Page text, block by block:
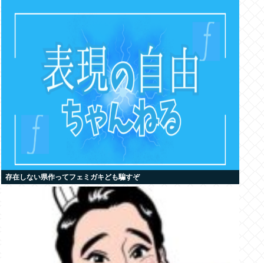
存在しない県作ってフェミガキども騙すぞ